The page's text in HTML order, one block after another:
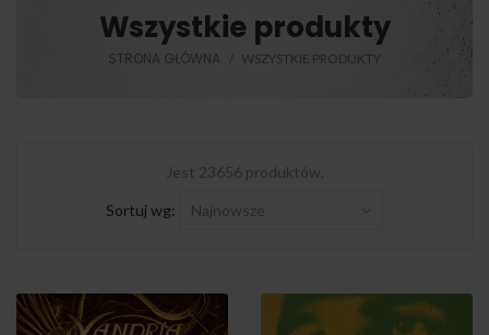
Wszystkie produkty
STRONA GŁÓWNA WSZYSTKIE PRODUKTY
Jest 23656 produktów.
Sortuj wg: Najnowsze